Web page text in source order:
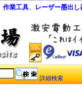
作業工具、 レーザー墨出し
詳細検索